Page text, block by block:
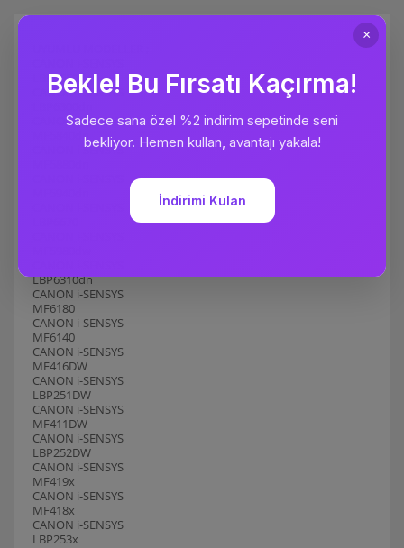
LBP6650dn
CANON i-SENSYS
CANON i-SENSYS
MF5840dn
CANON i-SENSYS
LBP6310dn
CANON i-SENSYS
MF6180
CANON i-SENSYS
MF6140
CANON i-SENSYS
MF416DW
CANON i-SENSYS
LBP251DW
CANON i-SENSYS
MF411DW
CANON i-SENSYS
LBP252DW
CANON i-SENSYS
MF419x
CANON i-SENSYS
MF418x
CANON i-SENSYS
LBP253x